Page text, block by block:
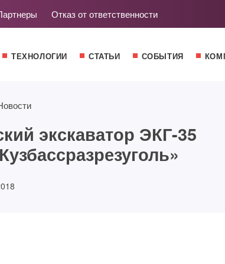
Отказ от ответственности
ТЕХНОЛОГИИ СТАТЬИ СОБЫТИЯ
экскаватор ЭКГ-35